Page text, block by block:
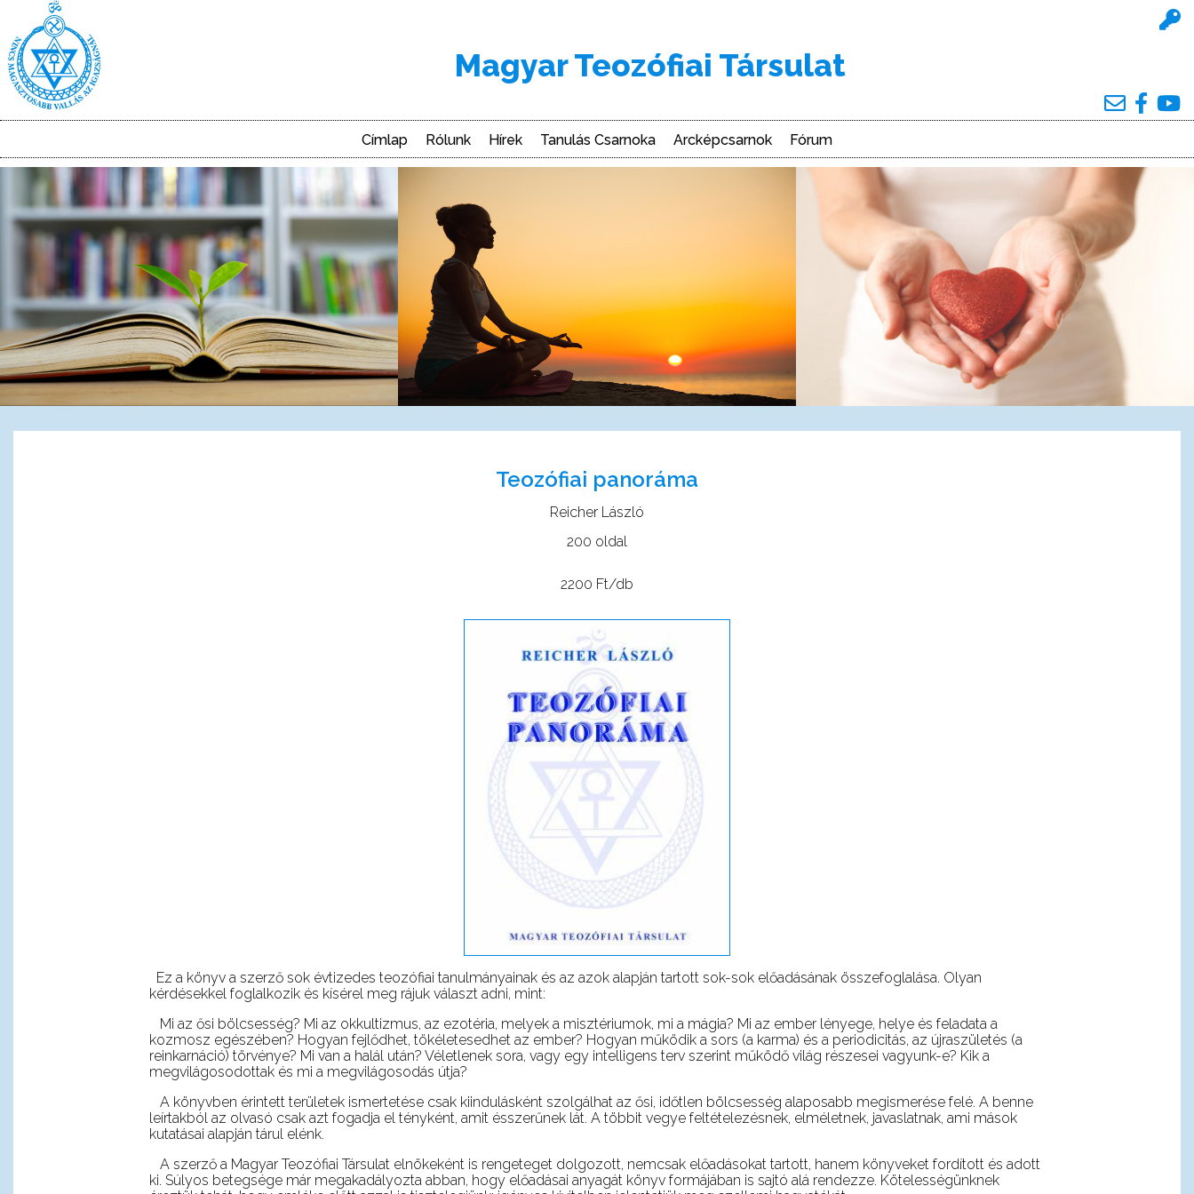
tartalomra
Magyar Teozófiai Társulat
Main
navigation
Címlap Rólunk Hírek Tanulás Csarnoka Arcképcsarnok Fórum
Teozófiai panoráma
Reicher László
200 oldal
2200 Ft/db
Ez a könyv a szerző sok évtizedes teozófiai tanulmányainak és az azok alapján tartott sok-sok előadásának összefoglalása. Olyan
kérdésekkel foglalkozik és kísérel meg rájuk választ adni, mint:
Mi az ősi bölcsesség? Mi az okkultizmus, az ezotéria, melyek a misztériumok, mi a mágia? Mi az ember lényege, helye és feladata a
kozmosz egészében? Hogyan fejlődhet, tökéletesedhet az ember? Hogyan működik a sors (a karma) és a periodicitás, az újraszületés (a
reinkarnáció) törvénye? Mi van a halál után? Véletlenek sora, vagy egy intelligens terv szerint működő világ részesei vagyunk-e? Kik a
megvilágosodottak és mi a megvilágosodás útja?
A könyvben érintett területek ismertetése csak kiindulásként szolgálhat az ősi, időtlen bölcsesség alaposabb megismerése felé. A benne
leírtakból az olvasó csak azt fogadja el tényként, amit ésszerűnek lát. A többit vegye feltételezésnek, elméletnek, javaslatnak, ami mások
kutatásai alapján tárul elénk.
A szerző a Magyar Teozófiai Társulat elnökeként is rengeteget dolgozott, nemcsak előadásokat tartott, hanem könyveket fordított és adott
ki. Súlyos betegsége már megakadályozta abban, hogy előadásai anyagát könyv formájában is sajtó alá rendezze. Kötelességünknek